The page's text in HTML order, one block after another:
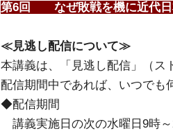
第6回 なぜ敗戦を機に近代
≪見逃し配信について≫
本講義は、「見逃し配信」（ス
配信期間中であれば、いつでも
◆配信期間
講義実施日の次の水曜日9時